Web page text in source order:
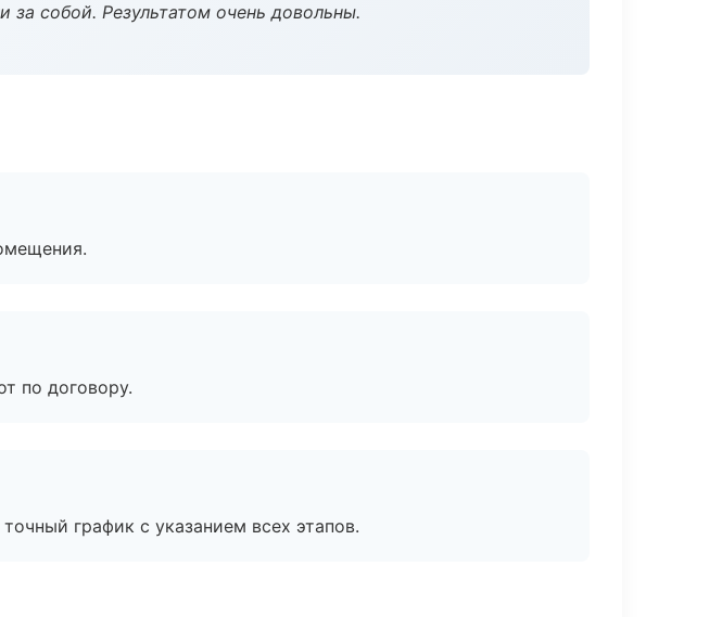
за собой. Результатом очень довольны.
по договору.
график с указанием всех этапов.